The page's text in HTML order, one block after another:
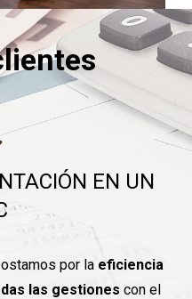
EN UN
por la eficiencia
las gestiones con el